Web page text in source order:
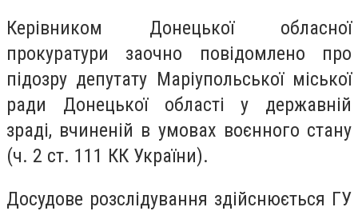
Керівником Донецької обласної
прокуратури заочно повідомлено про
підозру депутату Маріупольської міської
ради Донецької області у державній
зраді, вчиненій в умовах воєнного стану
(ч. 2 ст. 111 КК України).
Досудове розслідування здійснюється ГУ